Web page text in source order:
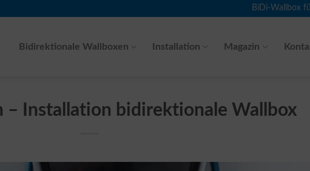
BiDi-Wallbox
Bidirektionale Wallboxen Installation Magazin
– Installation bidirektionale Wallbox